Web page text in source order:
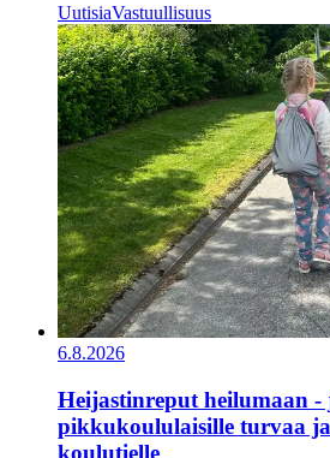
UutisiaVastuullisuus
6.8.2026
Heijastinreput heilumaan -
pikkukoululaisille turvaa
koulutielle